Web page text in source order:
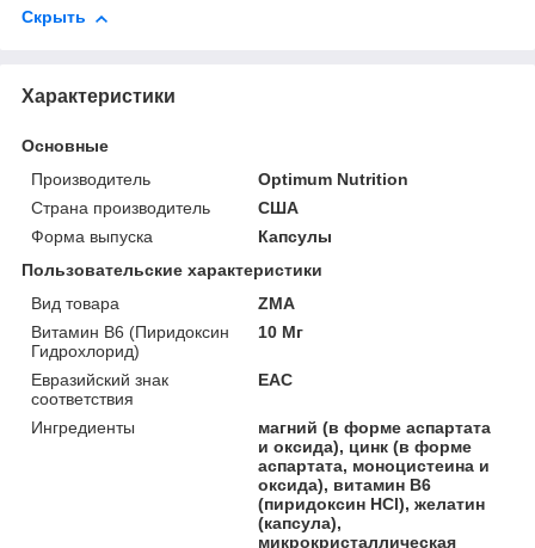
Скрыть
Характеристики
Основные
Производитель
Optimum Nutrition
Страна производитель
США
Форма выпуска
Капсулы
Пользовательские характеристики
Вид товара
ZMA
Витамин В6 (Пиридоксин
Гидрохлорид)
10 Мг
Евразийский знак
соответствия
ЕАС
Ингредиенты
магний (в форме аспартата
и оксида), цинк (в форме
аспартата, моноцистеина и
оксида), витамин B6
(пиридоксин HCl), желатин
(капсула),
микрокристаллическая